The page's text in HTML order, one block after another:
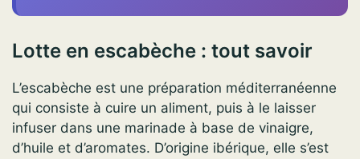
Lotte en escabèche : tout savoir
L’escabèche est une préparation méditerranéenne
qui consiste à cuire un aliment, puis à le laisser
infuser dans une marinade à base de vinaigre,
d’huile et d’aromates. D’origine ibérique, elle s’est